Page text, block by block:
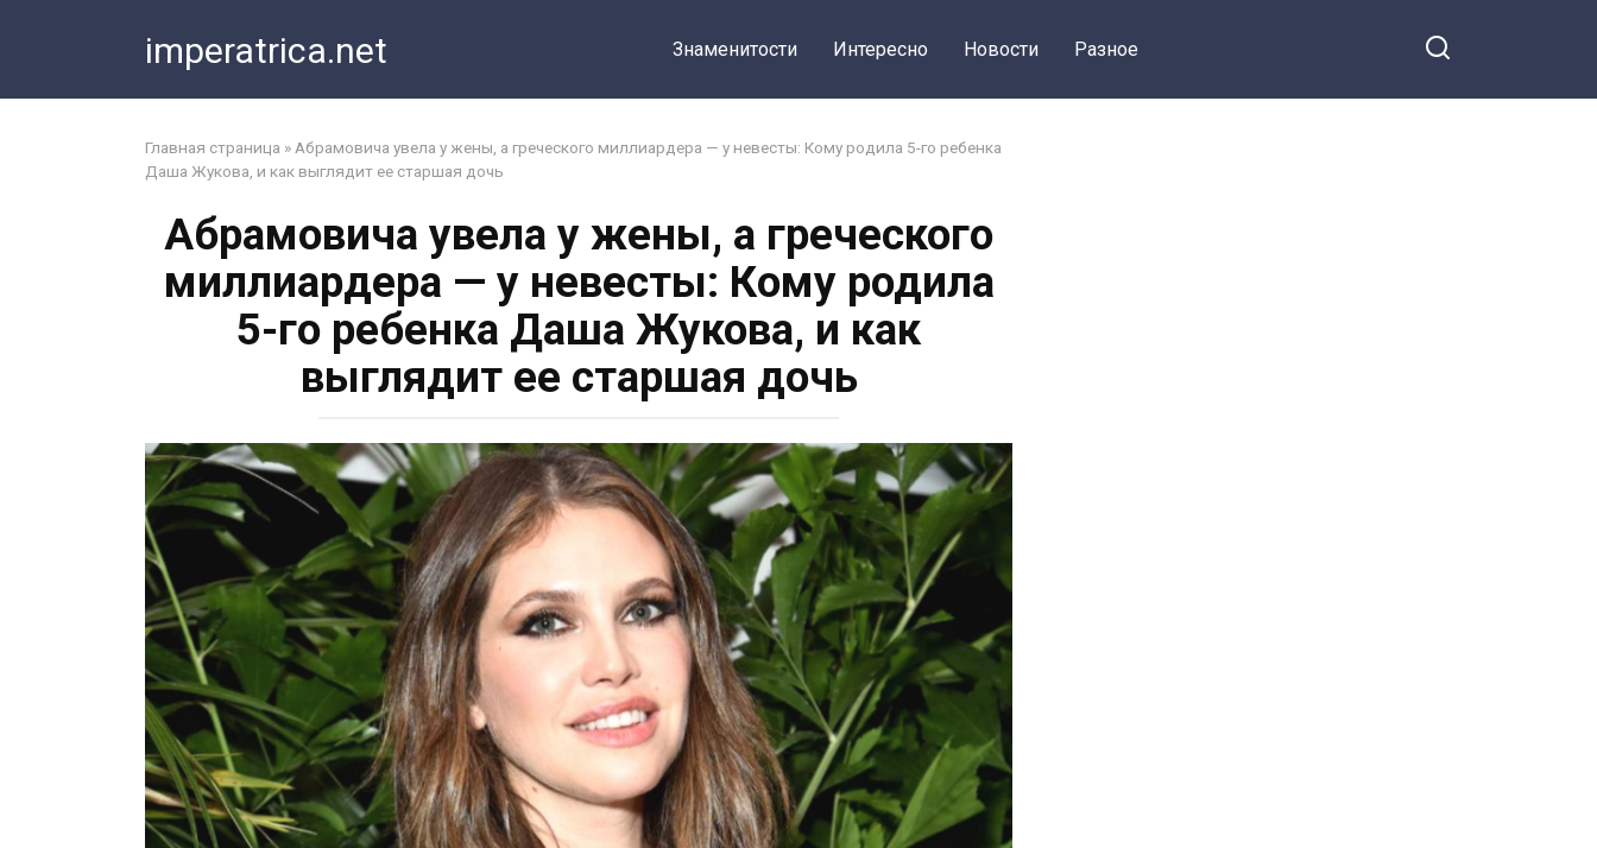
imperatrica.net Знаменитости Интересно Новости Разное
Главная страница » Абрамовича увела у жены, а греческого миллиардера — у невесты: Кому родила 5-го ребенка
Даша Жукова, и как выглядит ее старшая дочь
Абрамовича увела у жены, а греческого
миллиардера — у невесты: Кому родила
5-го ребенка Даша Жукова, и как
выглядит ее старшая дочь